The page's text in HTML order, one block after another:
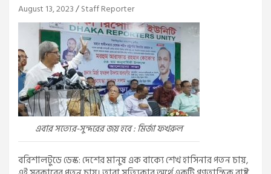
August 13, 2023 Staff Reporter
এবার সত্যের-সুন্দরের জয় হবে : মির্জা ফখরুল
বরিশালটুডে ডেস্ক: দেশের মানুষ এক বাক্যে শেখ হাসিনার পতন চায়,